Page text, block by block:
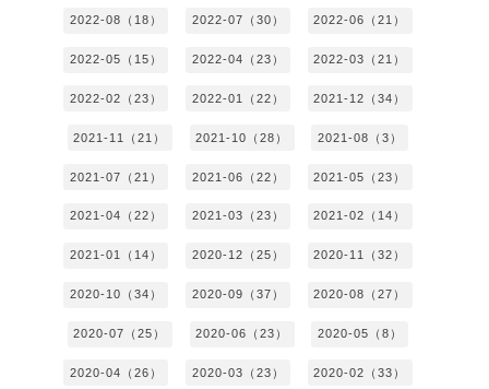
2022-08（18） 2022-07（30） 2022-06（21）
2022-05（15） 2022-04（23） 2022-03（21）
2022-02（23） 2022-01（22） 2021-12（34）
2021-11（21） 2021-10（28） 2021-08（3）
2021-07（21） 2021-06（22） 2021-05（23）
2021-04（22） 2021-03（23） 2021-02（14）
2021-01（14） 2020-12（25） 2020-11（32）
2020-10（34） 2020-09（37） 2020-08（27）
2020-07（25） 2020-06（23） 2020-05（8）
2020-04（26） 2020-03（23） 2020-02（33）